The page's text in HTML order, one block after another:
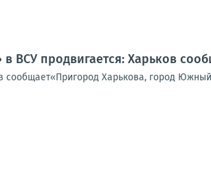
ВСУ продвигается: Харьков
сообщает«Пригород Харькова, город